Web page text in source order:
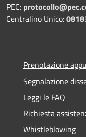
PEC:
Centralino Unico:
Prenotazione
Segnalazione
Leggi le FAQ
Richiesta
Whistleblowing